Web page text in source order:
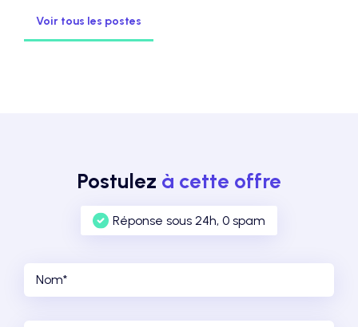
Voir tous les postes
Postulez à cette offre
Réponse sous 24h, 0 spam